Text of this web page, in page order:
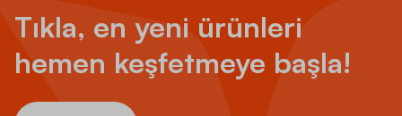
Tıkla, en yeni ürünleri
hemen keşfetmeye başla!